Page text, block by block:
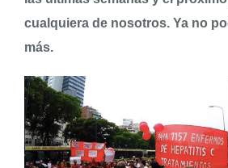
cualquiera de nosotros. Ya no
más.